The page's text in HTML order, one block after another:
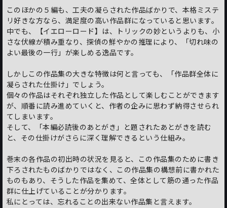
このほかの５編も、工夫の凝らされた作品ばかりで、本格ミステ
リ好きな方なら、満足度の高い作品群になっていると思います。
中でも、【イエローロード】は、トリックの妙というよりも、小
さな伏線が積み重なり、探偵の鮮やかの推理により、「切れ味の
よい最後の一行」が楽しめる逸品です。
しかしこの作品集の大きな特徴は何と言っても、「作品群全体に
凝らされた仕掛け」でしょう。
個々の作品はそれぞれ独立した作品として楽しむことができます
が、順番に読み進めていくと、作者の企みに思わず納得させられ
てしまいます。
そして、「本編必読後のあとがき」と題されたあとがきを読む
と、その仕掛けがさらに深く理解できるという仕組み。
巻末の各作品の初出時の状況を見ると、この作品集のために書き
下ろされたものばかりではなく、この作品集の構想前に書かれた
ものもあり、そうした作品を集めて、全体として筋の通った作品
群に仕上げていることが分かります。
私にとっては、忘れることの出来ない作品集と言えます。